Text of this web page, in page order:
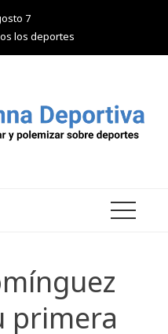
7
los deportes
primera